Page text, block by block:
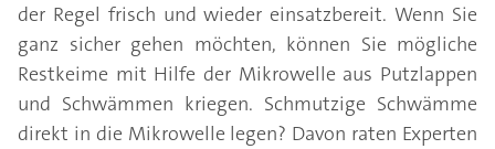
der Regel frisch und wieder einsatzbereit. Wenn Sie
ganz sicher gehen möchten, können Sie mögliche
Restkeime mit Hilfe der Mikrowelle aus Putzlappen
und Schwämmen kriegen. Schmutzige Schwämme
direkt in die Mikrowelle legen? Davon raten Experten